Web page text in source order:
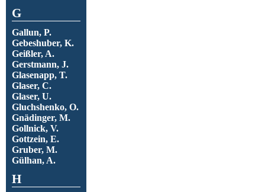
G
Gallun, P.
Gebeshuber, K.
Geißler, A.
Gerstmann, J.
Glasenapp, T.
Glaser, C.
Glaser, U.
Gluchshenko, O.
Gnädinger, M.
Gollnick, V.
Gottzein, E.
Gruber, M.
Gülhan, A.
H